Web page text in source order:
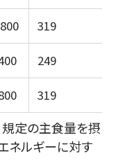
319
249
319
規定の主食量を摂
ネルギーに対す